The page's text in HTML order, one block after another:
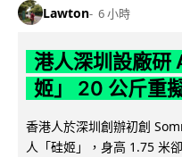
Lawton 6 小時
港人深圳設廠研
姬」 20 公斤重
香港人於深圳創辦初創
人「硅姬」，身高 1.75 米